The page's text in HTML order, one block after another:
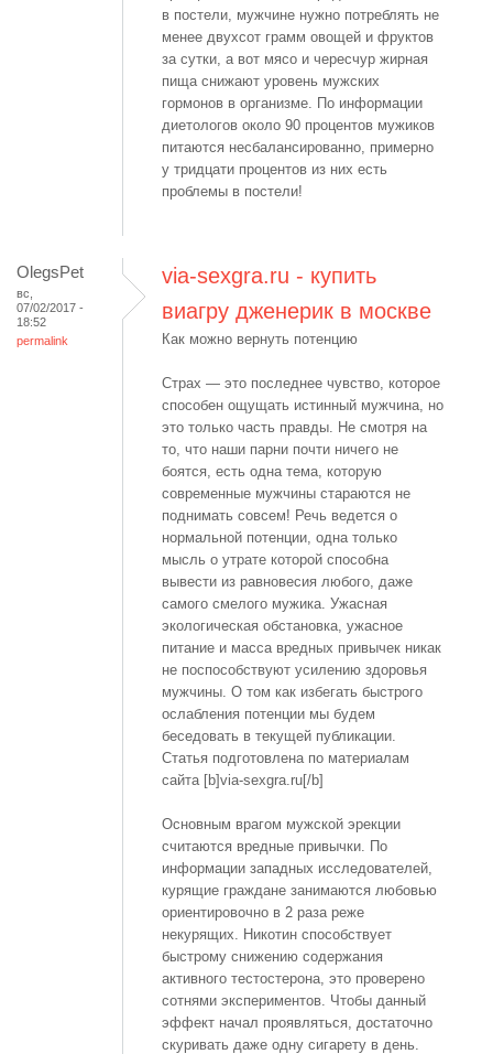
в постели, мужчине нужно потреблять не
менее двухсот грамм овощей и фруктов
за сутки, а вот мясо и чересчур жирная
пища снижают уровень мужских
гормонов в организме. По информации
диетологов около 90 процентов мужиков
питаются несбалансированно, примерно
у тридцати процентов из них есть
проблемы в постели!
OlegsPet
вс,
07/02/2017 -
18:52
permalink
via-sexgra.ru - купить
виагру дженерик в москве
Как можно вернуть потенцию
Страх — это последнее чувство, которое
способен ощущать истинный мужчина, но
это только часть правды. Не смотря на
то, что наши парни почти ничего не
боятся, есть одна тема, которую
современные мужчины стараются не
поднимать совсем! Речь ведется о
нормальной потенции, одна только
мысль о утрате которой способна
вывести из равновесия любого, даже
самого смелого мужика. Ужасная
экологическая обстановка, ужасное
питание и масса вредных привычек никак
не поспособствуют усилению здоровья
мужчины. О том как избегать быстрого
ослабления потенции мы будем
беседовать в текущей публикации.
Статья подготовлена по материалам
сайта [b]via-sexgra.ru[/b]
Основным врагом мужской эрекции
считаются вредные привычки. По
информации западных исследователей,
курящие граждане занимаются любовью
ориентировочно в 2 раза реже
некурящих. Никотин способствует
быстрому снижению содержания
активного тестостерона, это проверено
сотнями экспериментов. Чтобы данный
эффект начал проявляться, достаточно
скуривать даже одну сигарету в день.